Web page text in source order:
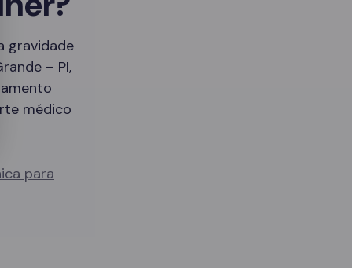
gravidade
– PI,
médico
para